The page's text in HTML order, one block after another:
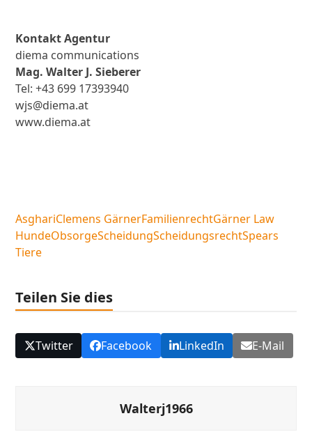
Kontakt Agentur
diema communications
Mag. Walter J. Sieberer
Tel: +43 699 17393940
wjs@diema.at
www.diema.at
AsghariClemens GärnerFamilienrechtGärner Law
HundeObsorgeScheidungScheidungsrechtSpears
Tiere
Teilen Sie dies
Twitter Facebook LinkedIn E-Mail
Walterj1966